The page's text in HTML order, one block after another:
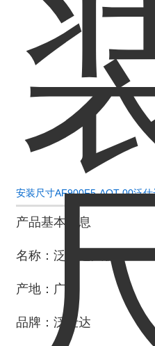
安装尺寸AF900F5-AQT-00泛仕
产品基本信息
名称：泛仕达风机
产地：广东
品牌：泛仕达